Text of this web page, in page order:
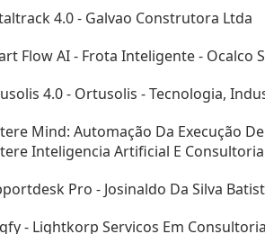
4.0 - Galvao Construtora Ltda
Flow AI - Frota Inteligente - Ocalco
4.0 - Ortusolis - Tecnologia,
Mind: Automação Da Execução
Inteligencia Artificial E
Pro - Josinaldo Da Silva
- Lightkorp Servicos Em